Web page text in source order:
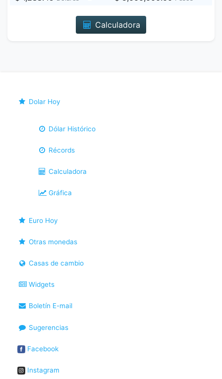
Calculadora
Dolar Hoy
Dólar Histórico
Récords
Calculadora
Gráfica
Euro Hoy
Otras monedas
Casas de cambio
Widgets
Boletín E-mail
Sugerencias
Facebook
Instagram